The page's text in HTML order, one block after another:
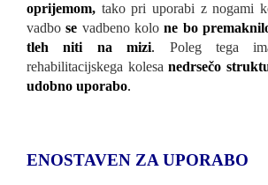
oprijemom, tako pri uporabi z nogami
vadbose vadbeno kolone bo
tleh niti na mizi. Poleg tega
rehabilitacijskega kolesanedrsečo
udobno uporabo.
ENOSTAVEN ZA UPORABO